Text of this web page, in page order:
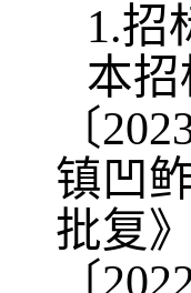
1.招
本
〔
镇凹
批复
〔